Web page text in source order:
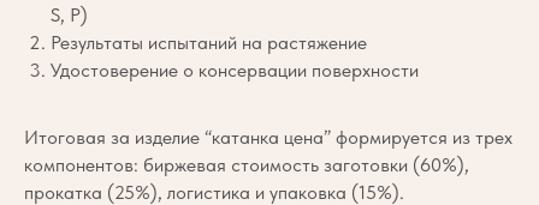
S, P)
Результаты испытаний на растяжение
Удостоверение о консервации поверхности
Итоговая за изделие “катанка цена” формируется из трех
компонентов: биржевая стоимость заготовки (60%),
прокатка (25%), логистика и упаковка (15%).